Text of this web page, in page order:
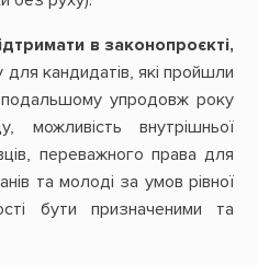
в законопроєкті,
кандидатів, які пройшли
упродовж року
можливість внутрішньої
переважного права для
та молоді за умов рівної
бути призначеними та